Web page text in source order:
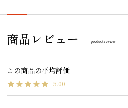
商品レビュー product review
5.00